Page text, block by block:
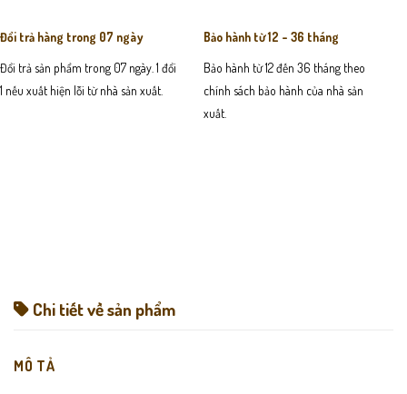
Đổi trả hàng trong 07 ngày
Đổi trả sản phẩm trong 07 ngày. 1 đổi
1 nếu xuất hiện lỗi từ nhà sản xuất.
Bảo hành từ 12 - 36 tháng
Bảo hành từ 12 đến 36 tháng theo
chính sách bảo hành của nhà sản
xuất.
Chi tiết về sản phẩm
MÔ TẢ